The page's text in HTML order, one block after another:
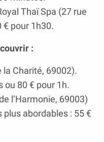
Thaï Spa (27 rue
€ pour 1h30.
:
la Charité, 69002).
ou 80 € pour 1h.
l’Harmonie, 69003)
abordables : 55 €